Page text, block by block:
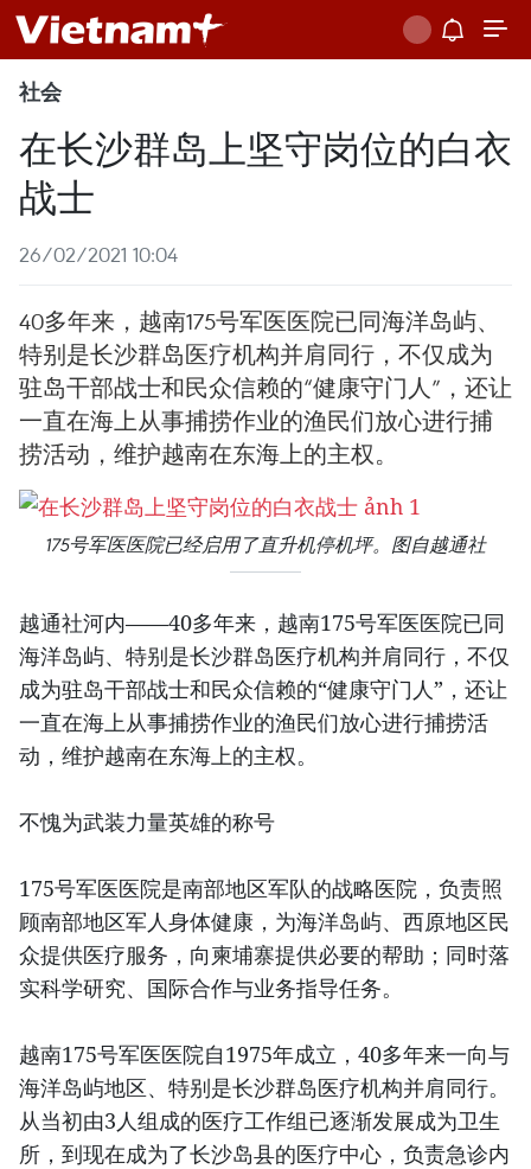
社会
在长沙群岛上坚守岗位的白衣
战士
26/02/2021 10:04
40多年来，越南175号军医医院已同海洋岛屿、
特别是长沙群岛医疗机构并肩同行，不仅成为
驻岛干部战士和民众信赖的“健康守门人”，还让
一直在海上从事捕捞作业的渔民们放心进行捕
捞活动，维护越南在东海上的主权。
175号军医医院已经启用了直升机停机坪。图自越通社
越通社河内——40多年来，越南175号军医医院已同
海洋岛屿、特别是长沙群岛医疗机构并肩同行，不仅
成为驻岛干部战士和民众信赖的“健康守门人”，还让
一直在海上从事捕捞作业的渔民们放心进行捕捞活
动，维护越南在东海上的主权。
不愧为武装力量英雄的称号
175号军医医院是南部地区军队的战略医院，负责照
顾南部地区军人身体健康，为海洋岛屿、西原地区民
众提供医疗服务，向柬埔寨提供必要的帮助；同时落
实科学研究、国际合作与业务指导任务。
越南175号军医医院自1975年成立，40多年来一向与
海洋岛屿地区、特别是长沙群岛医疗机构并肩同行。
从当初由3人组成的医疗工作组已逐渐发展成为卫生
所，到现在成为了长沙岛县的医疗中心，负责急诊内